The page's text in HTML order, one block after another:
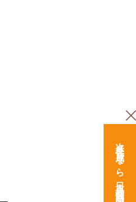
次世代育成なら日本経営開発研究所